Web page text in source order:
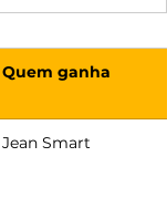
Quem ganha
Jean Smart